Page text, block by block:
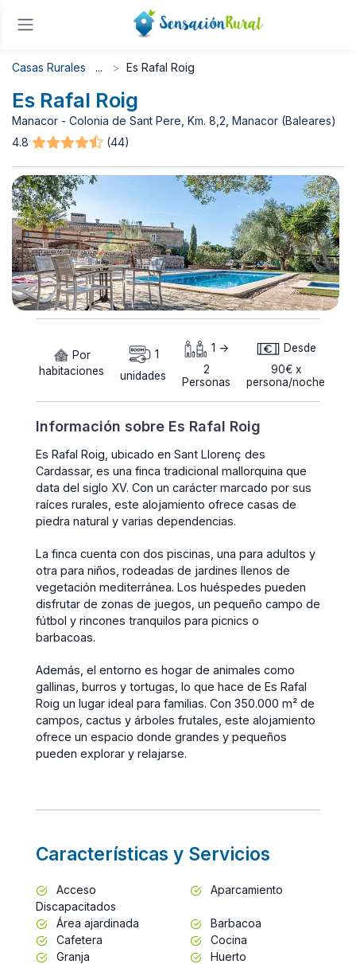
Casas Rurales Es Rafal Roig
Es Rafal Roig
Manacor - Colonia de Sant Pere, Km. 8,2, Manacor (Baleares)
4.8
(44)
Por
habitaciones
1
unidades
1 ->
2
Personas
Desde
90€ x
persona/noche
Información sobre Es Rafal Roig
Es Rafal Roig, ubicado en Sant Llorenç des
Cardassar, es una finca tradicional mallorquina que
data del siglo XV. Con un carácter marcado por sus
raíces rurales, este alojamiento ofrece casas de
piedra natural y varias dependencias.
La finca cuenta con dos piscinas, una para adultos y
otra para niños, rodeadas de jardines llenos de
vegetación mediterránea. Los huéspedes pueden
disfrutar de zonas de juegos, un pequeño campo de
fútbol y rincones tranquilos para picnics o
barbacoas.
Además, el entorno es hogar de animales como
gallinas, burros y tortugas, lo que hace de Es Rafal
Roig un lugar ideal para familias. Con 350.000 m² de
campos, cactus y árboles frutales, este alojamiento
ofrece un espacio donde grandes y pequeños
pueden explorar y relajarse.
Características y Servicios
Acceso
Discapacitados
Aparcamiento
Área ajardinada
Barbacoa
Cafetera
Cocina
Granja
Huerto